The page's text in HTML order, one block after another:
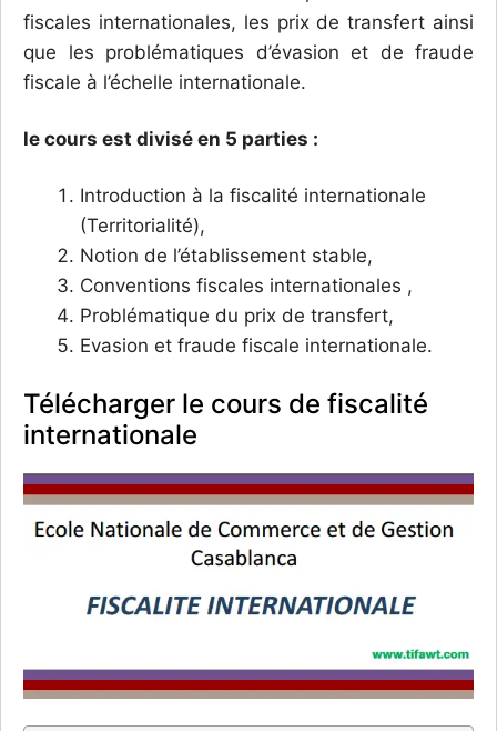
fiscales internationales, les prix de transfert ainsi
que les problématiques d’évasion et de fraude
fiscale à l’échelle internationale.
le cours est divisé en 5 parties :
Introduction à la fiscalité internationale
(Territorialité),
Notion de l’établissement stable,
Conventions fiscales internationales ,
Problématique du prix de transfert,
Evasion et fraude fiscale internationale.
Télécharger le cours de fiscalité
internationale